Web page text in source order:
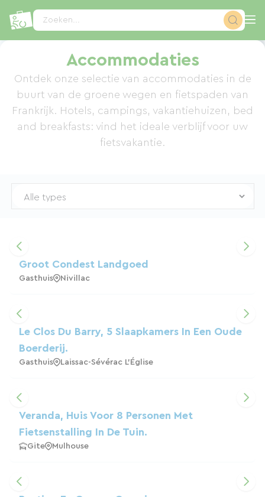
Zoeken...
Accommodaties
Ontdek onze selectie van accommodaties in de
buurt van de groene wegen en fietspaden van
Frankrijk. Hotels, campings, vakantiehuizen, bed
and breakfasts: vind het ideale verblijf voor uw
fietsvakantie.
Groot Condest Landgoed
Gasthuis Nivillac
Le Clos Du Barry, 5 Slaapkamers In Een Oude
Boerderij.
Gasthuis Laissac-Sévérac L'Église
Veranda, Huis Voor 8 Personen Met
Fietsenstalling In De Tuin.
Gite Mulhouse
Cookies beheer paneel